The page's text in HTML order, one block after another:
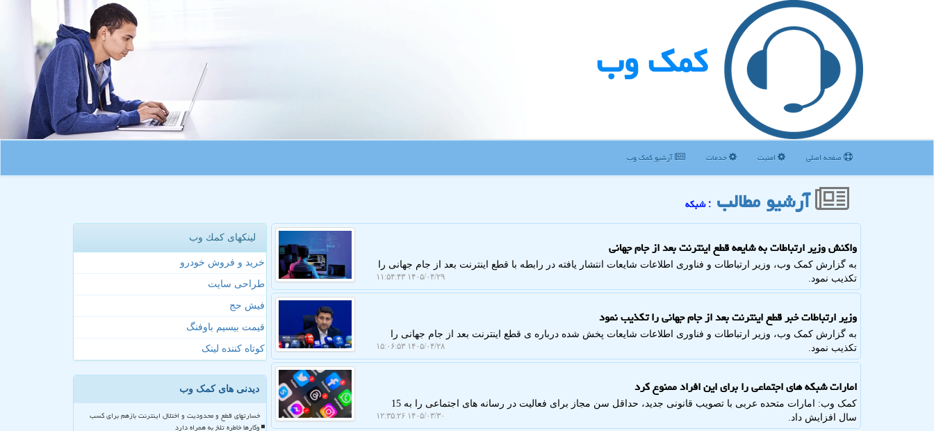
كمك وب
صفحه اصلی امنیت خدمات آرشیو كمك وب
آرشیو مطالب : شبكه
واکنش وزیر ارتباطات به شایعه قطع اینترنت بعد از جام جهانی
به گزارش کمک وب، وزیر ارتباطات و فناوری اطلاعات شایعات انتشار یافته در رابطه با قطع اینترنت بعد از جام جهانی را
تکذیب نمود.
۱۴۰۵/۰۴/۲۹ ۱۱:۵۴:۴۳
وزیر ارتباطات خبر قطع اینترنت بعد از جام جهانی را تکذیب نمود
به گزارش کمک وب، وزیر ارتباطات و فناوری اطلاعات شایعات پخش شده درباره ی قطع اینترنت بعد از جام جهانی را
تکذیب نمود.
۱۴۰۵/۰۴/۲۸ ۱۵:۰۶:۵۳
امارات شبکه های اجتماعی را برای این افراد ممنوع کرد
کمک وب: امارات متحده عربی با تصویب قانونی جدید، حداقل سن مجاز برای فعالیت در رسانه های اجتماعی را به 15
سال افزایش داد.
۱۴۰۵/۰۳/۳۰ ۱۲:۳۵:۲۶
لینکهای كمك وب
خرید و فروش خودرو
طراحی سایت
فیش حج
قیمت بیسیم باوفنگ
کوتاه کننده لینک
دیدنی های کمک وب
خسارتهای قطع و محدودیت و اختلال اینترنت بازهم برای کسب
وکارها خاطره تلخ به همراه دارد